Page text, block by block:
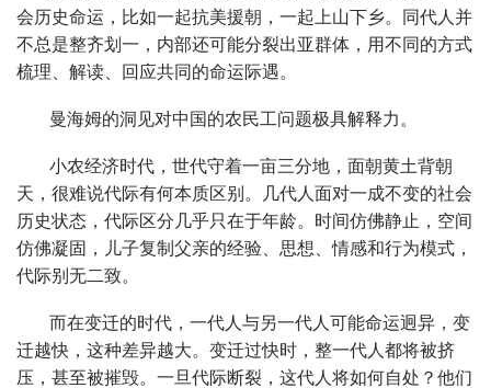
会历史命运，比如一起抗美援朝，一起上山下乡。同代人并
不总是整齐划一，内部还可能分裂出亚群体，用不同的方式
梳理、解读、回应共同的命运际遇。
曼海姆的洞见对中国的农民工问题极具解释力。
小农经济时代，世代守着一亩三分地，面朝黄土背朝
天，很难说代际有何本质区别。几代人面对一成不变的社会
历史状态，代际区分几乎只在于年龄。时间仿佛静止，空间
仿佛凝固，儿子复制父亲的经验、思想、情感和行为模式，
代际别无二致。
而在变迁的时代，一代人与另一代人可能命运迥异，变
迁越快，这种差异越大。变迁过快时，整一代人都将被挤
压，甚至被摧毁。一旦代际断裂，这代人将如何自处？他们